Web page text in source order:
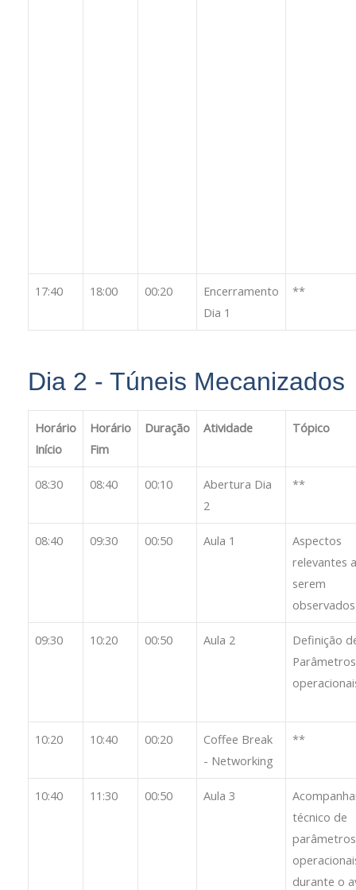
17:40 18:00 00:20
Encerramento
Dia 1
**
Dia 2 - Túneis Mecanizados
Horário
Início
Horário
Fim
Duração Atividade Tópico
08:30 08:40 00:10
Abertura Dia
2
**
08:40 09:30 00:50 Aula 1
Aspectos
relevantes a
serem
observados
09:30 10:20 00:50 Aula 2
Definição
Parâmetros
10:20 10:40 00:20
Coffee Break
- Networking
**
10:40 11:30 00:50 Aula 3
técnico de
parâmetros
durante o